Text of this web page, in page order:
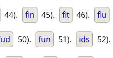
44). fin 45). fit 46). flu
50). fun 51). ids 52).